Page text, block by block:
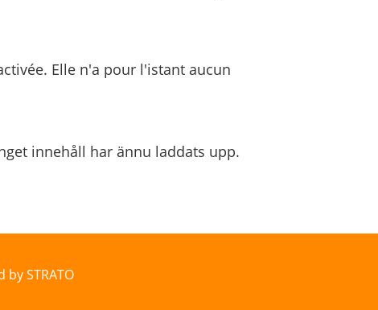
Elle n'a pour l'istant aucun
innehåll har ännu laddats upp.
by STRATO